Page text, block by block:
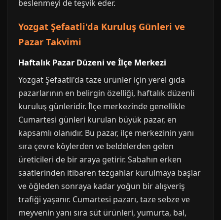
beslenmeyi de teşvik eder.
Yozgat Şefaatli'da Kuruluş Günleri ve
Pazar Takvimi
Haftalık Pazar Düzeni ve İlçe Merkezi
Yozgat Şefaatli'da taze ürünler için yerel gıda
pazarlarının en belirgin özelliği, haftalık düzenli
kuruluş günleridir. İlçe merkezinde genellikle
Cumartesi günleri kurulan büyük pazar, en
kapsamlı olanıdır. Bu pazar, ilçe merkezinin yanı
sıra çevre köylerden ve beldelerden gelen
üreticileri de bir araya getirir. Sabahın erken
saatlerinden itibaren tezgahlar kurulmaya başlar
ve öğleden sonraya kadar yoğun bir alışveriş
trafiği yaşanır. Cumartesi pazarı, taze sebze ve
meyvenin yanı sıra süt ürünleri, yumurta, bal,